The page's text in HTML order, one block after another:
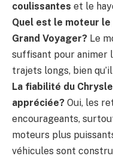
coulissantes et le
Quel est le moteur
Grand Voyager? Le
suffisant pour animer
trajets longs, bien
La fiabilité du
appréciée? Oui, les
encourageants,
moteurs plus
véhicules sont